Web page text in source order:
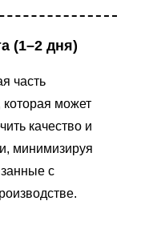
(1–2 дня)
часть
которая может
качество и
минимизируя
с